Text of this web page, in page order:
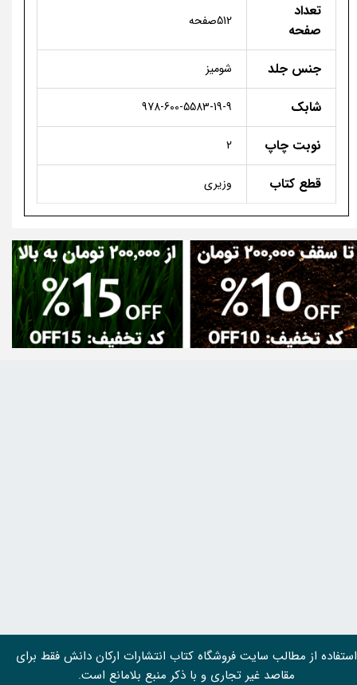
تعداد
صفحه
512صفحه
جنس جلد شومیز
شابک 978-600-5583-19-9
نوبت چاپ 2
قطع کتاب وزیری
استفاده از مطالب سايت فروشگاه کتاب انتشارات ارکان دانش فقط برای
مقاصد غیر تجاری و با ذکر منبع بلامانع است.